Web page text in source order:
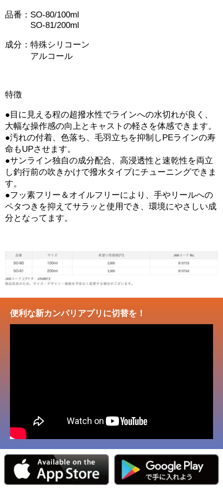
品番：SO-80/100ml
SO-81/200ml
成分：特殊シリコーン
アルコール
特徴
●目に見える程の超撥水性でラインへの水切れが良く、
大幅な操作感の向上とキャストの軽さを体感できます。
●汚れの付着、色落ち、毛羽立ちを抑制しPEラインの寿
命もUPさせます。
●サンライン独自の成分配合、高浸透性と速乾性を両立
し釣行前の吹きかけで撥水タイプにチューニングできま
す。
●フッ素フリー＆オイルフリーにより、手やリールへの
ペタつきを抑えてサラッと使用でき、環境にやさしい成
分となってます。
便利な新カンパリアプリに切替を！